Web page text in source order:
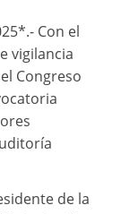
Con el
vigilancia
Congreso
de la